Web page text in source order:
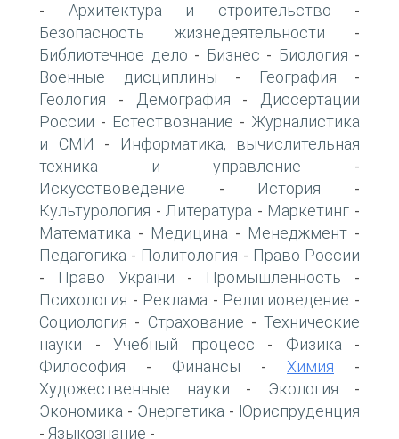
- Архитектура и строительство -
Безопасность жизнедеятельности -
Библиотечное дело - Бизнес - Биология -
Военные дисциплины - География -
Геология - Демография -
Диссертации
России - Естествознание - Журналистика
и СМИ -
Информатика, вычислительная
техника и управление -
Искусствоведение - История -
Культурология - Литература - Маркетинг -
Математика - Медицина - Менеджмент -
Педагогика - Политология - Право России
- Право України - Промышленность -
Психология - Реклама - Религиоведение -
Социология - Страхование - Технические
науки - Учебный процесс - Физика -
Философия - Финансы - Химия -
Художественные науки - Экология -
Экономика - Энергетика - Юриспруденция
- Языкознание -